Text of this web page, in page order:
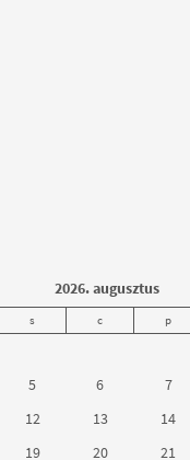
2026. augusztus
s c p
5 6 7
12 13 14
19 20 21